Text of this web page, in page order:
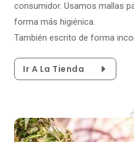
consumidor. Usamos mallas
forma más higiénica.
También escrito de forma
Ir A La Tienda